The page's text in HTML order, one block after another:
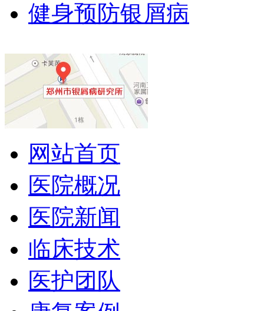
健身预防银屑病
网站首页
医院概况
医院新闻
临床技术
医护团队